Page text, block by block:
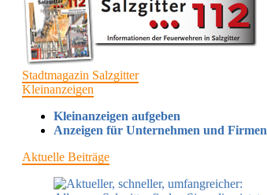
Stadtmagazin Salzgitter
Kleinanzeigen
Kleinanzeigen aufgeben
Anzeigen für Unternehmen und Firmen
Aktuelle Beiträge